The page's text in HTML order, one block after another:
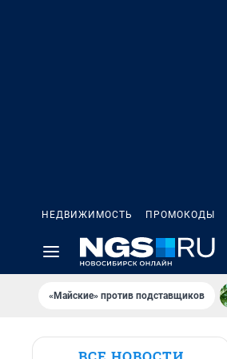
НЕДВИЖИМОСТЬ ПРОМОКОДЫ
«Майские» против подставщиков